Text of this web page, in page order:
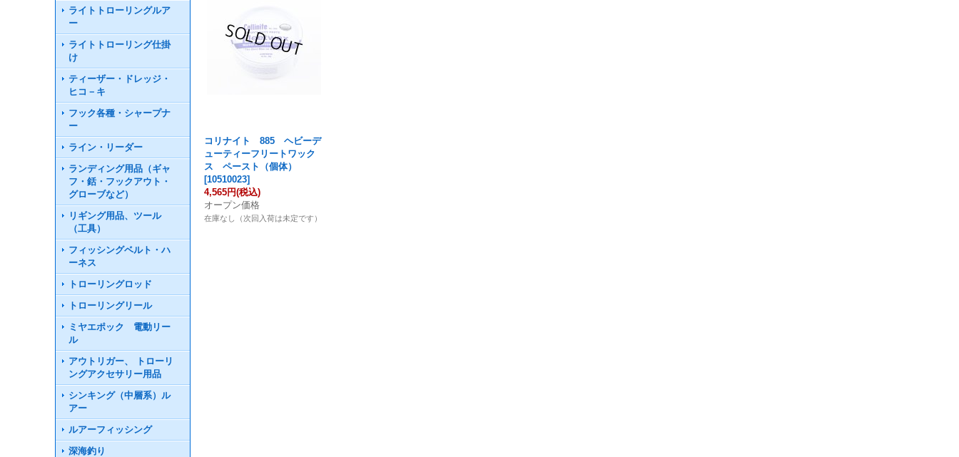
ライトトローリングルア
ー
ライトトローリング仕掛
け
ティーザー・ドレッジ・
ヒコ－キ
フック各種・シャープナ
ー
ライン・リーダー
ランディング用品（ギャ
フ・銛・フックアウト・
グローブなど）
リギング用品、ツール
（工具）
フィッシングベルト・ハ
ーネス
トローリングロッド
トローリングリール
ミヤエポック 電動リー
ル
アウトリガー、 トローリ
ングアクセサリー用品
シンキング（中層系）ル
アー
ルアーフィッシング
深海釣り
コリナイト 885 ヘビーデ
ューティーフリートワック
ス ペースト（個体）
[10510023]
4,565円(税込)
オープン価格
在庫なし（次回入荷は未定です）